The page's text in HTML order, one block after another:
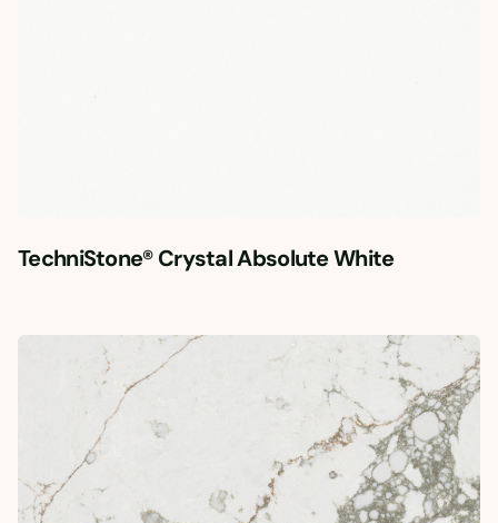
TechniStone® Crystal Absolute White